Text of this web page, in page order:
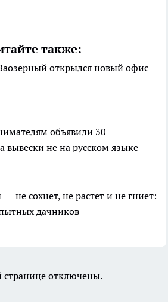
также:
открылся новый офис
объявили 30
вывески не на русском языке
не сохнет, не растет и не гниет:
дачников
отключены.